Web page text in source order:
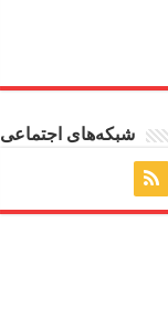
شبکه‌های اجتماعی